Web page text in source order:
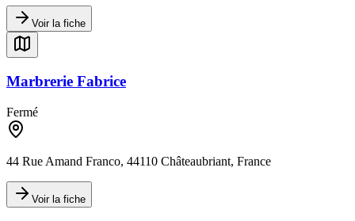
Voir la fiche
Marbrerie Fabrice
Fermé
44 Rue Amand Franco, 44110 Châteaubriant, France
Voir la fiche